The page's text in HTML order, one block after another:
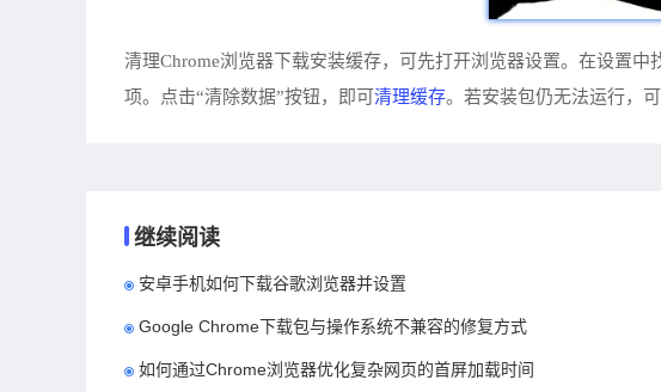
清理Chrome浏览器下载安装缓存，可先打开浏览器设置。在设置
项。点击“清除数据”按钮，即可 清理缓存。若安装包仍无法运行，
继续阅读
安卓手机如何下载谷歌浏览器并设置
Google Chrome下载包与操作系统不兼容的修复方式
如何通过Chrome浏览器优化复杂网页的首屏加载时间